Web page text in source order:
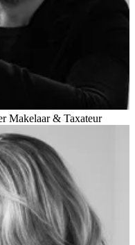
beetje extra zoekt.
wij pas tevreden als jij met
match.
bij jou past? Doe de quiz
jou het beste kan helpen!
Makelaar & Taxateur